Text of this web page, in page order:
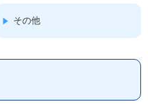
その他